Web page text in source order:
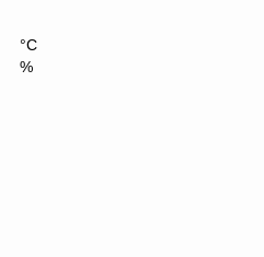
°С
%